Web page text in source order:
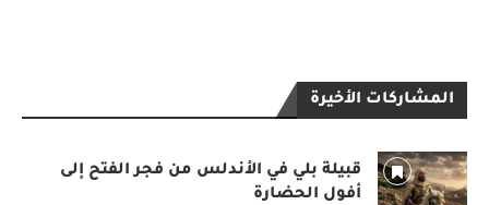
المشاركات الأخيرة
قبيلة بلي في الأندلس من فجر الفتح إلى
أفول الحضارة